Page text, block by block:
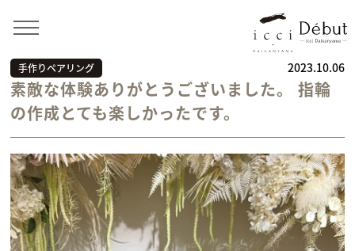
Home > 素敵な体験あ
りがとうございました。 指輪の作成とても楽しかったです。
手作りペアリング 2023.10.06
素敵な体験ありがとうございました。 指輪
の作成とても楽しかったです。